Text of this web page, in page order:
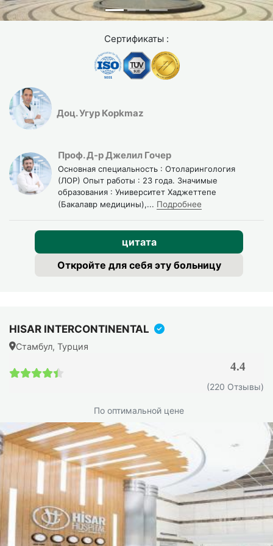
подхода и исключения других заболеваний.
Обратитесь к врачу без промедления, если у вас есть:
Резкая полная потеря обоняния без предшествующей
Заложенность только с одной стороны носа (требует
исключения других диагнозов).
Кровь в носовых выделениях на постоянной основе.
Когда нужна операция, а
когда достаточно лекарств?
Большинство случаев полипоза начинают лечить
консервативно. Операция, это не первый шаг, а
следующий, если медикаменты не справились.
Консервативное лечение
На ранних стадиях назначаютинтраназальные
кортикостероидные спреи
(мометазон, флутиказон,
будесонид). Если полипы небольшие и реагируют на
Сертификаты :
Доц. Угур Корkmaz
Проф. Д-р Джелил Гочер
Основная специальность : Отоларингология
(ЛОР) Опыт работы : 23 года. Значимые
образования : Университет Хаджеттепе
(Бакалавр медицины),... Подробнее
цитата
Откройте для себя эту больницу
HISAR INTERCONTINENTAL
Стамбул, Турция
4.4 / 5
4.4
(220 Отзывы)
По оптимальной цене